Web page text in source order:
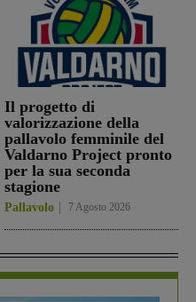
Il progetto di
valorizzazione della
pallavolo femminile del
Valdarno Project pronto
per la sua seconda
stagione
Pallavolo 7 Agosto 2026